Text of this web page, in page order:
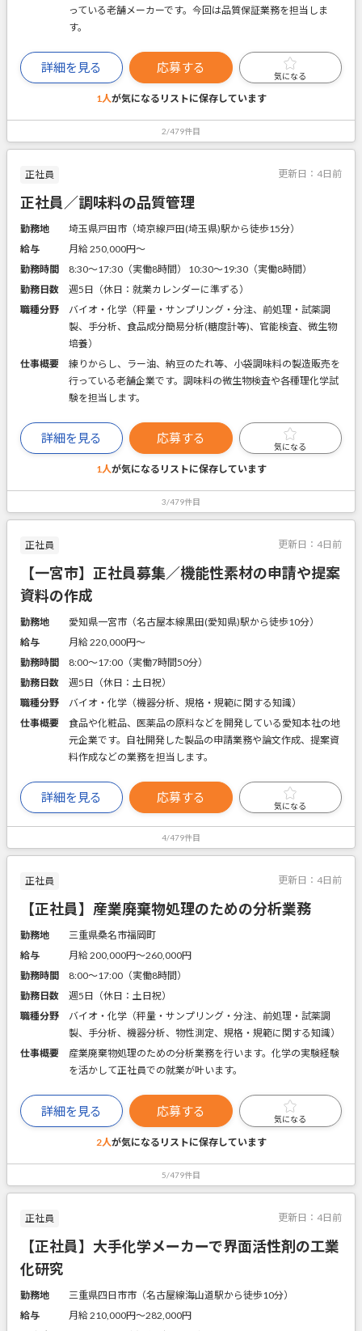
っている老舗メーカーです。今回は品質保証業務を担当しま
す。
詳細を見る 応募する
気になる
1人が気になるリストに保存しています
2/479件目
正社員 更新日： 4日前
正社員／調味料の品質管理
勤務地
埼玉県戸田市（埼京線戸田(埼玉県)駅から徒歩15分）
給与
月給 250,000円〜
勤務時間
8:30～17:30（実働8時間） 10:30～19:30（実働8時間）
勤務日数
週5日（休日：就業カレンダーに準ずる）
職種分野
バイオ・化学（秤量・サンプリング・分注、前処理・試薬調
製、手分析、食品成分簡易分析(糖度計等)、官能検査、微生物
培養）
仕事概要
練りからし、ラー油、納豆のたれ等、小袋調味料の製造販売を
行っている老舗企業です。調味料の微生物検査や各種理化学試
験を担当します。
詳細を見る 応募する
気になる
1人が気になるリストに保存しています
3/479件目
正社員 更新日： 4日前
【一宮市】正社員募集／機能性素材の申請や提案
資料の作成
勤務地
愛知県一宮市（名古屋本線黒田(愛知県)駅から徒歩10分）
給与
月給 220,000円〜
勤務時間
8:00～17:00（実働7時間50分）
勤務日数
週5日（休日：土日祝）
職種分野
バイオ・化学（機器分析、規格・規範に関する知識）
仕事概要
食品や化粧品、医薬品の原料などを開発している愛知本社の地
元企業です。自社開発した製品の申請業務や論文作成、提案資
料作成などの業務を担当します。
詳細を見る 応募する
気になる
4/479件目
正社員 更新日： 4日前
【正社員】産業廃棄物処理のための分析業務
勤務地
三重県桑名市福岡町
給与
月給 200,000円〜260,000円
勤務時間
8:00～17:00（実働8時間）
勤務日数
週5日（休日：土日祝）
職種分野
バイオ・化学（秤量・サンプリング・分注、前処理・試薬調
製、手分析、機器分析、物性測定、規格・規範に関する知識）
仕事概要
産業廃棄物処理のための分析業務を行います。化学の実験経験
を活かして正社員での就業が叶います。
詳細を見る 応募する
気になる
2人が気になるリストに保存しています
5/479件目
正社員 更新日： 4日前
【正社員】大手化学メーカーで界面活性剤の工業
化研究
勤務地
三重県四日市市（名古屋線海山道駅から徒歩10分）
給与
月給 210,000円〜282,000円